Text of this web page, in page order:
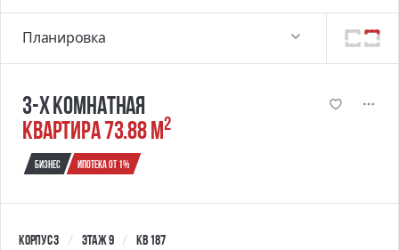
3-х комнатная
квартира 73.88 м2
Бизнес Ипотека от 1%
Корпус 3 Этаж 9 Кв 187
Планировка